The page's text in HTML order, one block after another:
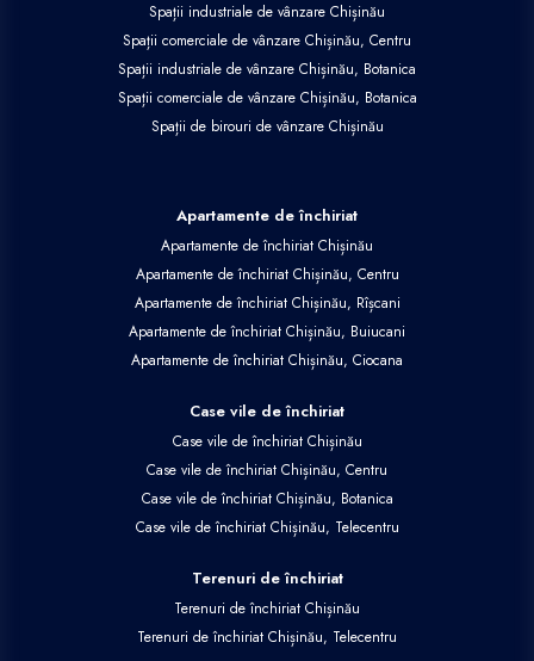
Spații industriale de vânzare Chișinău
Spații comerciale de vânzare Chișinău, Centru
Spații industriale de vânzare Chișinău, Botanica
Spații comerciale de vânzare Chișinău, Botanica
Spații de birouri de vânzare Chișinău
Apartamente de închiriat
Apartamente de închiriat Chișinău
Apartamente de închiriat Chișinău, Centru
Apartamente de închiriat Chișinău, Rîșcani
Apartamente de închiriat Chișinău, Buiucani
Apartamente de închiriat Chișinău, Ciocana
Case vile de închiriat
Case vile de închiriat Chișinău
Case vile de închiriat Chișinău, Centru
Case vile de închiriat Chișinău, Botanica
Case vile de închiriat Chișinău, Telecentru
Terenuri de închiriat
Terenuri de închiriat Chișinău
Terenuri de închiriat Chișinău, Telecentru